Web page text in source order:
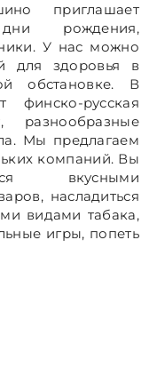
приглашает
рождения,
У нас можно
для здоровья в
обстановке. В
финско-русская
разнообразные
Мы предлагаем
компаний. Вы
вкусными
насладиться
видами табака,
игры, попеть